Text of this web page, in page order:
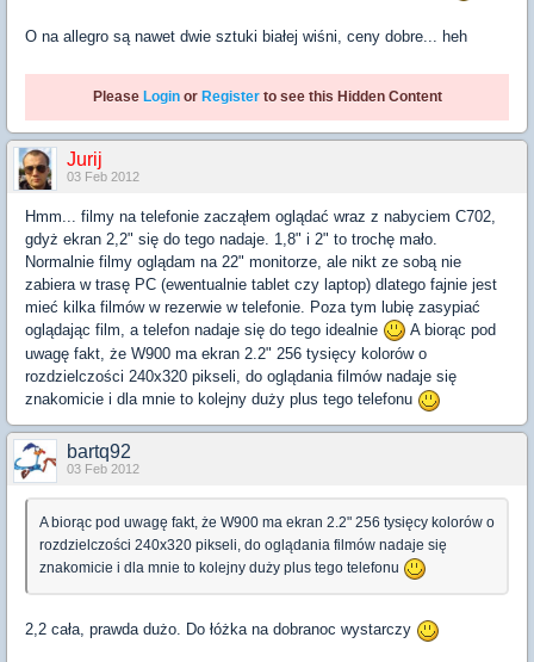
O na allegro są nawet dwie sztuki białej wiśni, ceny dobre... heh
Please Loginor Registerto see this Hidden Content
Jurij
03 Feb 2012
Hmm... filmy na telefonie zacząłem oglądać wraz z nabyciem C702,
gdyż ekran 2,2" się do tego nadaje. 1,8" i 2" to trochę mało.
Normalnie filmy oglądam na 22" monitorze, ale nikt ze sobą nie
zabiera w trasę PC (ewentualnie tablet czy laptop) dlatego fajnie jest
mieć kilka filmów w rezerwie w telefonie. Poza tym lubię zasypiać
oglądając film, a telefon nadaje się do tego idealnie
A biorąc pod
uwagę fakt, że W900 ma ekran 2.2" 256 tysięcy kolorów o
rozdzielczości 240x320 pikseli, do oglądania filmów nadaje się
znakomicie i dla mnie to kolejny duży plus tego telefonu
bartq92
03 Feb 2012
A biorąc pod uwagę fakt, że W900 ma ekran 2.2" 256 tysięcy kolorów o
rozdzielczości 240x320 pikseli, do oglądania filmów nadaje się
znakomicie i dla mnie to kolejny duży plus tego telefonu
2,2 cała, prawda dużo. Do łóżka na dobranoc wystarczy